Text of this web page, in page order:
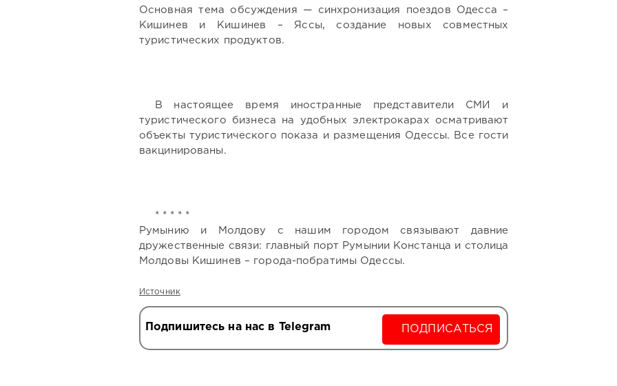
Основная тема обсуждения — синхронизация поездов Одесса –
Кишинев и Кишинев – Яссы, создание новых совместных
туристических продуктов.
В настоящее время иностранные представители СМИ и
туристического бизнеса на удобных электрокарах осматривают
объекты туристического показа и размещения Одессы. Все гости
вакцинированы.
* * * * *
Румынию и Молдову с нашим городом связывают давние
дружественные связи: главный порт Румынии Констанца и столица
Молдовы Кишинев – города-побратимы Одессы.
Источник
Подпишитесь на нас в Telegram ПОДПИСАТЬСЯ